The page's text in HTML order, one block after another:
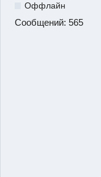
Оффлайн
Сообщений: 565